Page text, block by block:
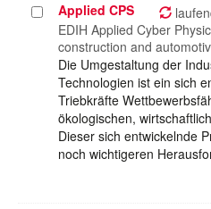
Projekt
auswählen
Applied CPS
EDIH Applied Cyber
construction and
Die Umgestaltung der
Technologien ist ein sich
Triebkräfte
ökologischen,
Dieser sich entwickelnde
noch wichtigeren